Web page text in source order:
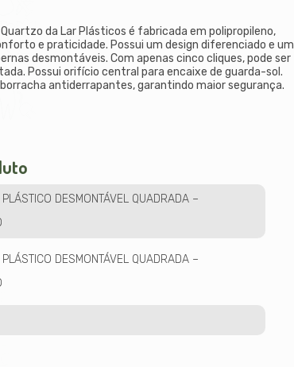
da Lar Plásticos é fabricada em polipropileno,
e praticidade. Possui um design diferenciado e um
desmontáveis. Com apenas cinco cliques, pode ser
Possui orifício central para encaixe de guarda-sol.
antiderrapantes, garantindo maior segurança.
DESMONTÁVEL QUADRADA –
DESMONTÁVEL QUADRADA –